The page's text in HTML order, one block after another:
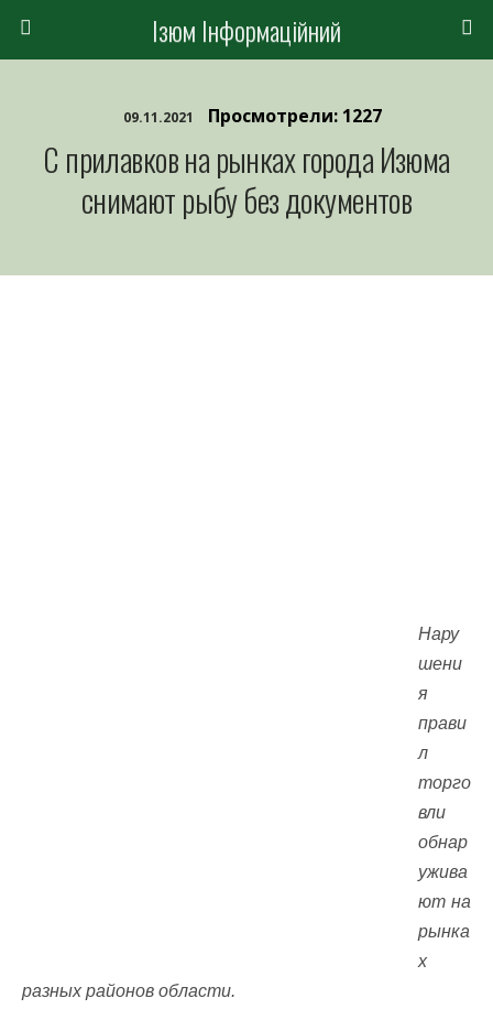
Ізюм Інформаційний
09.11.2021 Просмотрели: 1227
С прилавков на рынках города Изюма
снимают рыбу без документов
Нару
шени
я
прави
л
торго
вли
обнар
ужива
ют на
рынка
х
разных районов области.